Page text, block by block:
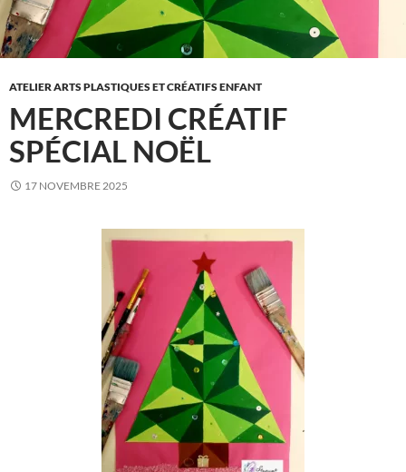
ATELIER ARTS PLASTIQUES ET CRÉATIFS ENFANT
MERCREDI CRÉATIF
SPÉCIAL NOËL
17 NOVEMBRE 2025